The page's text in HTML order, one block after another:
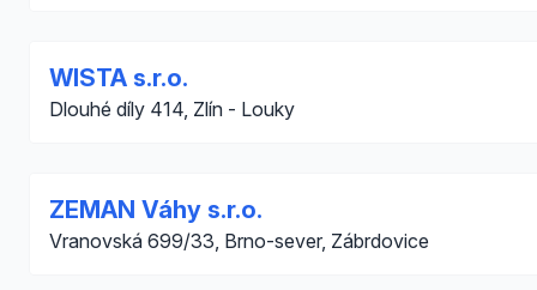
WISTA s.r.o.
Dlouhé díly 414, Zlín - Louky
ZEMAN Váhy s.r.o.
Vranovská 699/33, Brno-sever, Zábrdovice